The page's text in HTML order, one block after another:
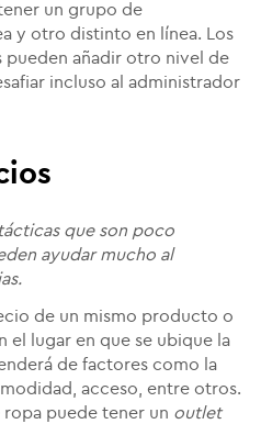
un grupo de
y otro distinto en línea. Los
pueden añadir otro nivel de
incluso al administrador
que son poco
ayudar mucho al
de un mismo producto o
el lugar en que se ubique la
de factores como la
acceso, entre otros.
ropa puede tener un outlet